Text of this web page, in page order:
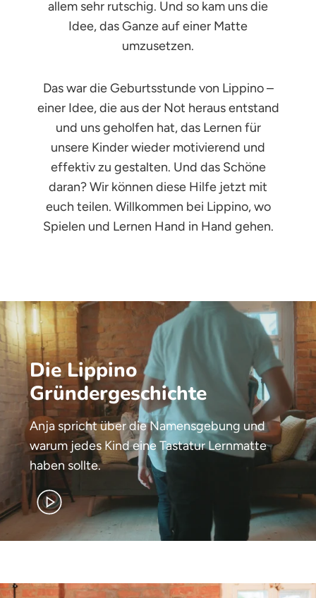
allem sehr rutschig. Und so kam uns die
Idee, das Ganze auf einer Matte
umzusetzen.
Das war die Geburtsstunde von Lippino –
einer Idee, die aus der Not heraus entstand
und uns geholfen hat, das Lernen für
unsere Kinder wieder motivierend und
effektiv zu gestalten. Und das Schöne
daran? Wir können diese Hilfe jetzt mit
euch teilen. Willkommen bei Lippino, wo
Spielen und Lernen Hand in Hand gehen.
Die Lippino
Gründergeschichte
Anja spricht über die Namensgebung und
warum jedes Kind eine Tastatur Lernmatte
haben sollte.